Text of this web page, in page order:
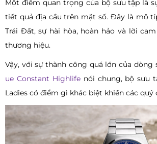
Một điểm quan trọng của bộ sưu tập là
tiết quả địa cầu trên mặt số. Đây là mô
Trái Đất, sự hài hòa, hoàn hảo và lời
thương hiệu.
Vậy, với sự thành công quá lớn của dòng
ue Constant Highlifenói chung, bộ sưu
Ladies có điểm gì khác biệt khiến các quý